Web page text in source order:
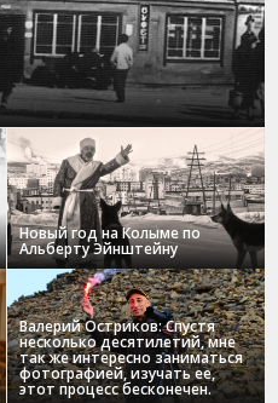
Новый год на Колыме по
Альберту Эйнштейну
Валерий Остриков: Спустя
несколько десятилетий, мне
так же интересно заниматься
фотографией, изучать ее,
этот процесс бесконечен.